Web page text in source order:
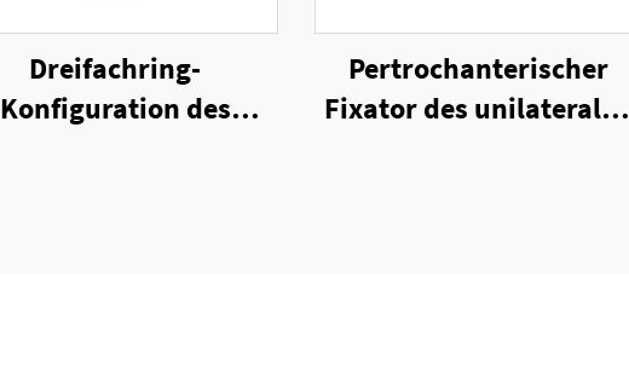
Dreifachring-
Konfiguration des
Pertrochanterischer
Fixator des unilateralen